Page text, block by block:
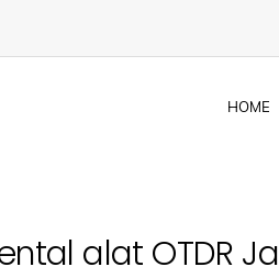
HOME
alat OTDR